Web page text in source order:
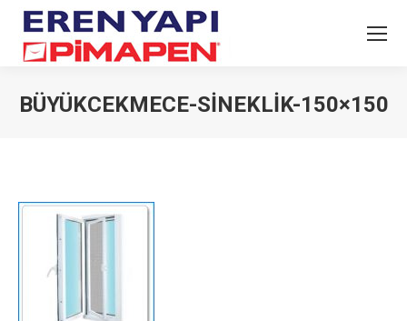
BÜYÜKCEKMECE-SINEKLIK-150×150